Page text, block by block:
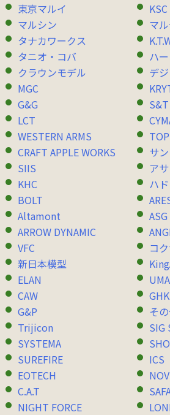
東京マルイ
KSC
マルシン
マ
タナカワークス
タニオ・コバ
ハ
クラウンモデル
デ
MGC
G&G
S&T
LCT
WESTERN ARMS
CRAFT APPLE WORKS
サ
SIIS
ア
KHC
ハ
BOLT
Altamont
ASG
ARROW DYNAMIC
VFC
コ
新日本模型
ELAN
CAW
GHK
G&P
そ
Trijicon
SIG
SYSTEMA
SUREFIRE
ICS
EOTECH
C.A.T
NIGHT FORCE